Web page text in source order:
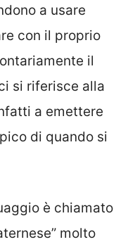
a usare
con il proprio
il
si riferisce alla
a emettere
di quando si
è chiamato
molto